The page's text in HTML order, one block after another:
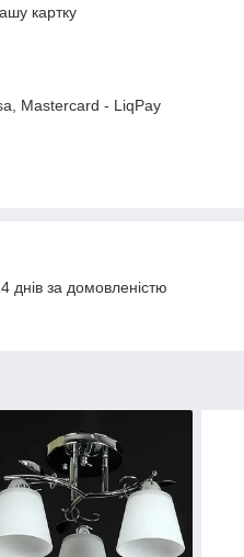
картку
Mastercard - LiqPay
днів за домовленістю